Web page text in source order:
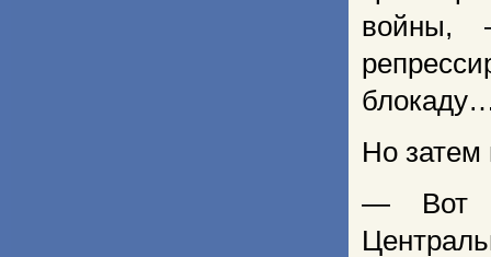
войны,
Но затем
— Вот